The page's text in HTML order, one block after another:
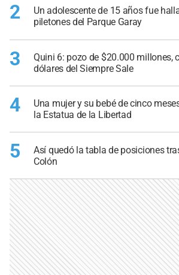
2
Un adolescente de 15 años fue
piletones del Parque Garay
3
Quini 6: pozo de $20.000 millones,
dólares del Siempre Sale
4
Una mujer y su bebé de cinco
la Estatua de la Libertad
5
Así quedó la tabla de posiciones
Colón